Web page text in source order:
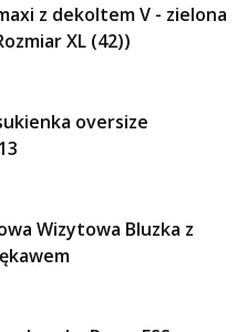
z dekoltem V - zielona
XL (42))
oversize
Wizytowa Bluzka z